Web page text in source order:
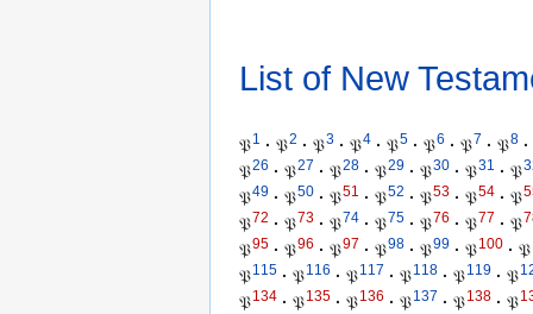
List of New
𝔓1 · 𝔓2 · 𝔓3 · 𝔓4 · 𝔓5 · 𝔓6 · 𝔓7 · 𝔓8 ·
𝔓26 · 𝔓27 · 𝔓28 · 𝔓29 · 𝔓30 · 𝔓31 · 𝔓
𝔓49 · 𝔓50 · 𝔓51 · 𝔓52 · 𝔓53 · 𝔓54 · 𝔓
𝔓72 · 𝔓73 · 𝔓74 · 𝔓75 · 𝔓76 · 𝔓77 · 𝔓
𝔓95 · 𝔓96 · 𝔓97 · 𝔓98 · 𝔓99 · 𝔓100 · 𝔓
𝔓115 · 𝔓116 · 𝔓117 · 𝔓118 · 𝔓119 · 𝔓
𝔓134 · 𝔓135 · 𝔓136 · 𝔓137 · 𝔓138 · 𝔓